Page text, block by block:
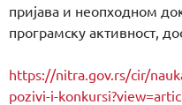
пријава и неопходном
програмску активност,
https://nitra.gov.rs/cir/
pozivi-i-